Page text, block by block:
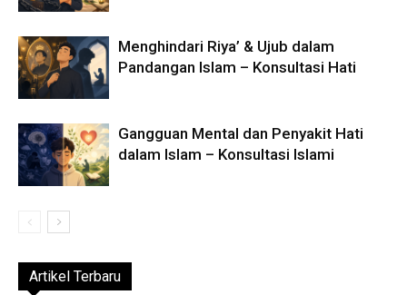
Menghindari Riya’ & Ujub dalam
Pandangan Islam – Konsultasi Hati
Gangguan Mental dan Penyakit Hati
dalam Islam – Konsultasi Islami
Artikel Terbaru